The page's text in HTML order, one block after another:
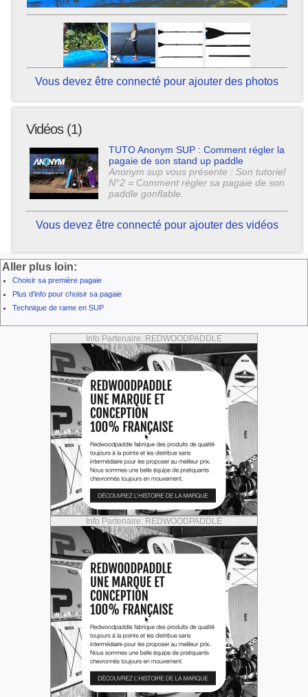
Vous devez être connecté pour ajouter des photos
Vidéos (1)
TUTO Anonym SUP : Comment régler la
pagaie de son stand up paddle
Anonym sup vous présente : Son tutoriel
N°2 = Comment régler sa pagaie de son
paddle gonflable.
Vous devez être connecté pour ajouter des vidéos
Aller plus loin:
Choisir sa première pagaie
Plus d'info pour choisir sa pagaie
Technique de rame en SUP
Info Partenaire: REDWOODPADDLE
Info Partenaire: REDWOODPADDLE